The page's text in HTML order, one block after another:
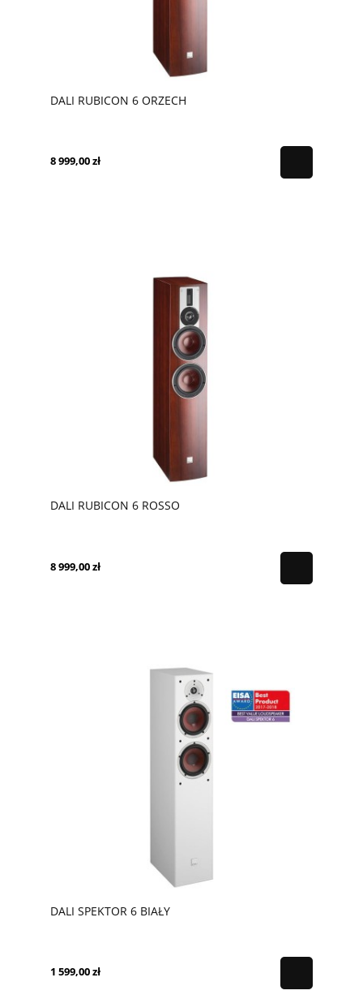
DALI RUBICON 6 ORZECH
8 999,00 zł
DALI RUBICON 6 ROSSO
8 999,00 zł
DALI SPEKTOR 6 BIAŁY
1 599,00 zł